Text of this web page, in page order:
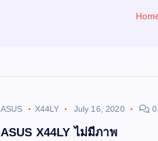
ASUS X44LY July 16, 2020
ASUS X44LY ไม่มีภาพ